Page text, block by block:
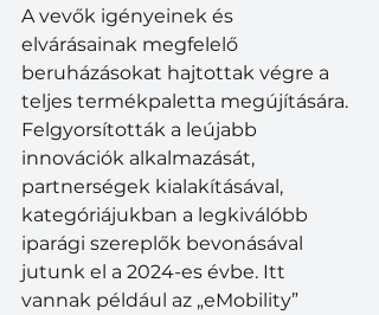
A vevők igényeinek és
elvárásainak megfelelő
beruházásokat hajtottak végre a
teljes termékpaletta megújítására.
Felgyorsították a leújabb
innovációk alkalmazását,
partnerségek kialakításával,
kategóriájukban a legkiválóbb
iparági szereplők bevonásával
jutunk el a 2024-es évbe. Itt
vannak például az „eMobility”